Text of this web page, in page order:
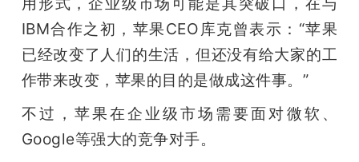
IBM合作之初，苹果CEO库克曾表示：“苹果
已经改变了人们的生活，但还没有给大家的工
作带来改变，苹果的目的是做成这件事。”
不过，苹果在企业级市场需要面对微软、
Google等强大的竞争对手。